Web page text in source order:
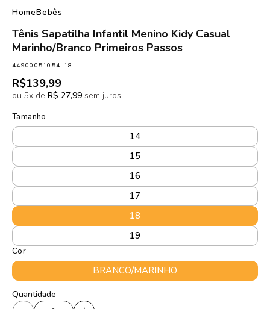
HomeBebês
Tênis Sapatilha Infantil Menino Kidy Casual
Marinho/Branco Primeiros Passos
SKU:
44900051054-18
Preço
normal
R$139,99
ou 5x de R$ 27,99 sem juros
Tamanho
14
15
16
17
18
19
Cor
BRANCO/MARINHO
Quantidade
Quantidade